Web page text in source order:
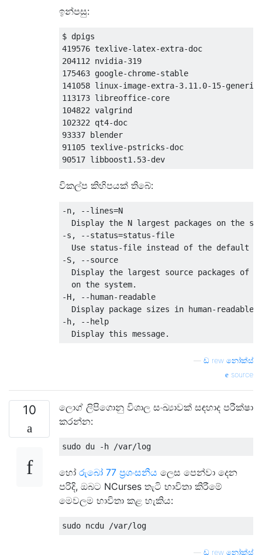
ඉන්පසු:
$ dpigs
419576 texlive-latex-extra-doc
204112 nvidia-319
175463 google-chrome-stable
141058 linux-image-extra-3.11.0-15-generic
113173 libreoffice-core
104822 valgrind
102322 qt4-doc
93337 blender
91105 texlive-pstricks-doc
විකල්ප කිහිපයක් තිබේ:
-n, --lines=N
Display the N largest packages on the
-s, --status=status-file
Use status-file instead of the default
-S, --source
Display the largest source packages of
  on the system.
-H, --human-readable
Display package sizes in human-readable
-h, --help
ඩ rew නෝක්ස්
source
10
ලොග් ලිපිගොනු විශාල සංඛ්‍යාවක් සඳහාද පරීක්ෂා
කරන්න:
හෝ රුබෝ 77 ප්‍රශංසනීය ලෙස පෙන්වා දෙන
පරිදි, ඔබට NCurses තැටි භාවිතා කිරීමේ
මෙවලම භාවිතා කළ හැකිය:
ඩ rew නෝක්ස්